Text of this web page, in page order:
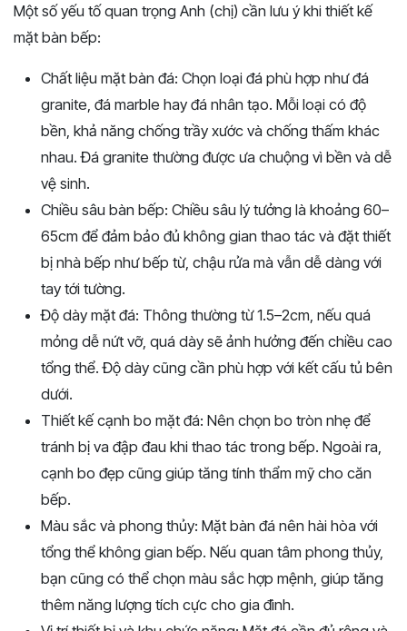
Một số yếu tố quan trọng Anh (chị) cần lưu ý khi thiết kế
mặt bàn bếp:
Chất liệu mặt bàn đá: Chọn loại đá phù hợp như đá
granite, đá marble hay đá nhân tạo. Mỗi loại có độ
bền, khả năng chống trầy xước và chống thấm khác
nhau. Đá granite thường được ưa chuộng vì bền và dễ
vệ sinh.
Chiều sâu bàn bếp: Chiều sâu lý tưởng là khoảng 60–
65cm để đảm bảo đủ không gian thao tác và đặt thiết
bị nhà bếp như bếp từ, chậu rửa mà vẫn dễ dàng với
tay tới tường.
Độ dày mặt đá: Thông thường từ 1.5–2cm, nếu quá
mỏng dễ nứt vỡ, quá dày sẽ ảnh hưởng đến chiều cao
tổng thể. Độ dày cũng cần phù hợp với kết cấu tủ bên
dưới.
Thiết kế cạnh bo mặt đá: Nên chọn bo tròn nhẹ để
tránh bị va đập đau khi thao tác trong bếp. Ngoài ra,
cạnh bo đẹp cũng giúp tăng tính thẩm mỹ cho căn
bếp.
Màu sắc và phong thủy: Mặt bàn đá nên hài hòa với
tổng thể không gian bếp. Nếu quan tâm phong thủy,
bạn cũng có thể chọn màu sắc hợp mệnh, giúp tăng
thêm năng lượng tích cực cho gia đình.